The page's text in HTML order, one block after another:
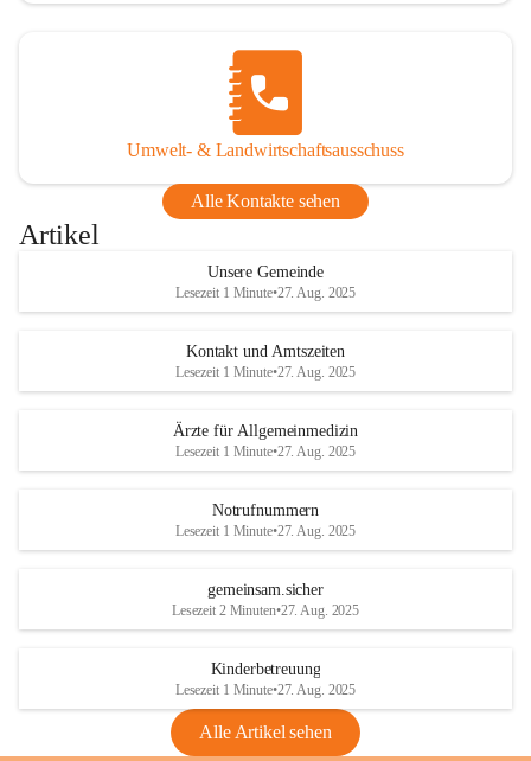
Umwelt- & Landwirtschaftsausschuss
Alle Kontakte sehen
Artikel
Unsere Gemeinde
Lesezeit 1 Minute•27. Aug. 2025
Kontakt und Amtszeiten
Lesezeit 1 Minute•27. Aug. 2025
Ärzte für Allgemeinmedizin
Lesezeit 1 Minute•27. Aug. 2025
Notrufnummern
Lesezeit 1 Minute•27. Aug. 2025
gemeinsam.sicher
Lesezeit 2 Minuten•27. Aug. 2025
Kinderbetreuung
Lesezeit 1 Minute•27. Aug. 2025
Alle Artikel sehen